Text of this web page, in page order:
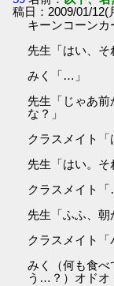
稿日：2009/01/12(
キーンコーンカ
先生「はい、そ
みく「…」
先生「じゃあ
な？」
クラスメイト「
先生「はい。そ
クラスメイト
先生「ふふ、朝
クラスメイト「
みく（何も食べ
う…？）オドオ